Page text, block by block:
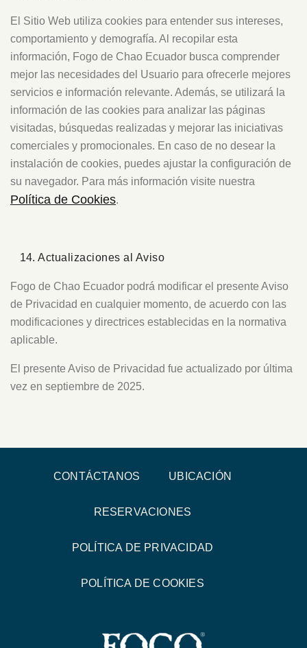
El Sitio Web utiliza cookies para entender sus intereses,
comportamiento y demografía. Al recopilar esta
información, Fogo de Chao Ecuador busca comprender
mejor las necesidades del Usuario para ofrecerle mejores
servicios e información relevante. Además, se utilizará la
información de las cookies para analizar las páginas
visitadas, búsquedas realizadas y mejorar las iniciativas
comerciales y promocionales. En caso de no desear la
instalación de cookies, puedes ajustar la configuración de
su navegador. Para más información visite nuestra
Política de Cookies.
Actualizaciones al Aviso
Fogo de Chao Ecuador podrá modificar el presente Aviso
de Privacidad en cualquier momento, de acuerdo con las
modificaciones y directrices establecidas en la normativa
aplicable.
El presente Aviso de Privacidad fue actualizado por última
vez en septiembre de 2025.
CONTÁCTANOS UBICACIÓN
RESERVACIONES
POLÍTICA DE PRIVACIDAD
POLÍTICA DE COOKIES